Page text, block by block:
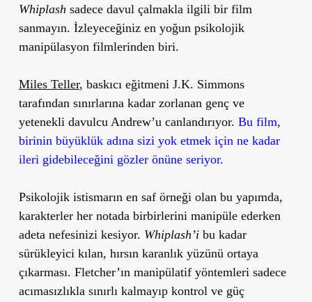
Whiplash sadece davul çalmakla ilgili bir film
sanmayın. İzleyeceğiniz en yoğun psikolojik
manipülasyon filmlerinden biri.
Miles Teller, baskıcı eğitmeni J.K. Simmons
tarafından sınırlarına kadar zorlanan genç ve
yetenekli davulcu Andrew’u canlandırıyor. Bu film,
birinin büyüklük adına sizi yok etmek için ne kadar
ileri gidebileceğini gözler önüne seriyor.
Psikolojik istismarın en saf örneği olan bu yapımda,
karakterler her notada birbirlerini manipüle ederken
adeta nefesinizi kesiyor. Whiplash’ibu kadar
sürükleyici kılan, hırsın karanlık yüzünü ortaya
çıkarması. Fletcher’ın manipülatif yöntemleri sadece
acımasızlıkla sınırlı kalmayıp kontrol ve güç